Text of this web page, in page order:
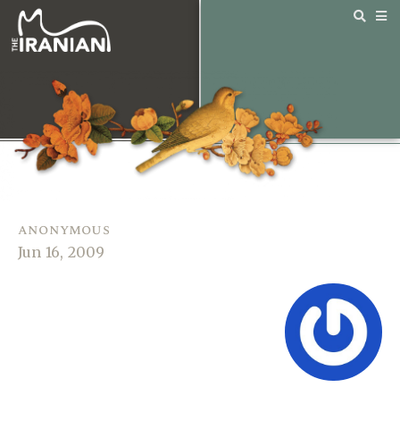
anonymous
Jun 16, 2009